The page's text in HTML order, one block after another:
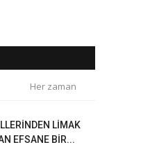
Her zaman
LİMAK
EFSANE BİR...